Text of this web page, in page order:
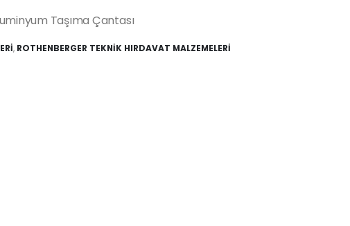
Taşıma Çantası
, ROTHENBERGER TEKNİK HIRDAVAT MALZEMELERİ